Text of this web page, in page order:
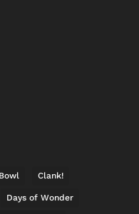
Clank!
Days of Wonder